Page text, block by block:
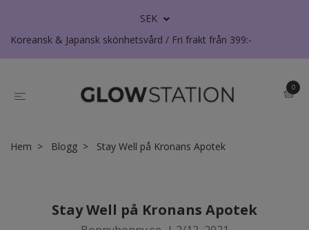
SEK
Koreansk & Japansk skönhetsvård / Fri frakt från 399:-
0
Hem Blogg Stay Well på Kronans Apotek
Stay Well på Kronans Apotek